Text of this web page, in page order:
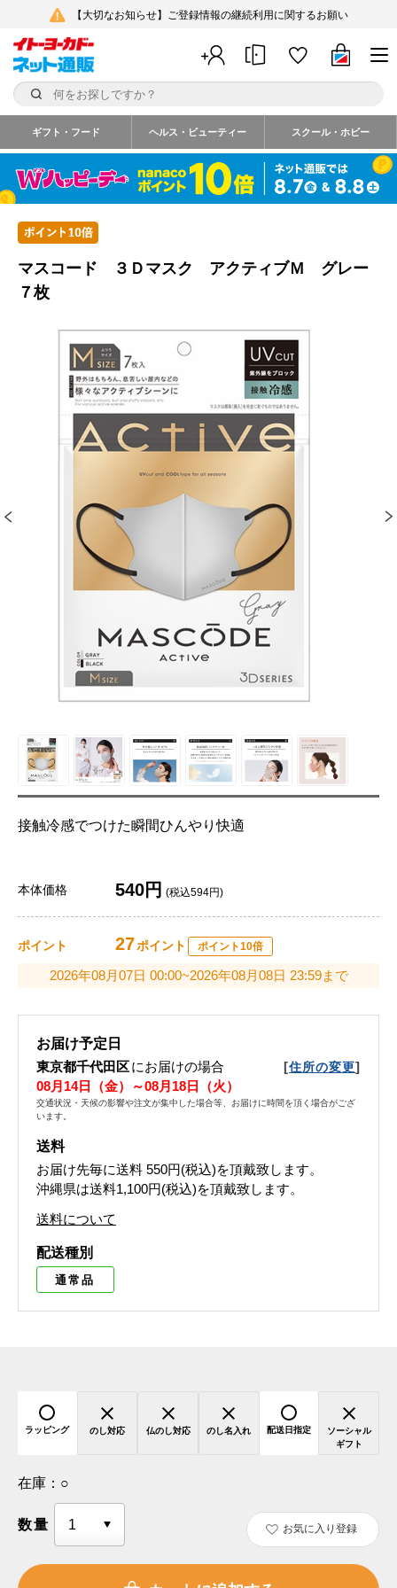
【大切なお知らせ】ご登録情報の継続利用に関するお願い
ギフト・フード ヘルス・ビューティー スクール・ホビー
マスコード ３Ｄマスク アクティブＭ グレー
７枚
接触冷感でつけた瞬間ひんやり快適
本体価格 540円 (税込594円)
ポイント 27ポイント ポイント10倍
2026年08月07日 00:00~2026年08月08日 23:59まで
お届け予定日
東京都千代田区にお届けの場合 [住所の変更]
08月14日（金）～08月18日（火）
交通状況・天候の影響や注文が集中した場合等、お届けに時間を頂く場合がござ
います。
送料
お届け先毎に送料 550円(税込)を頂戴致します。
沖縄県は送料1,100円(税込)を頂戴致します。
送料について
配送種別
通常品
ラッピング のし対応 仏のし対応 のし名入れ 配送日指定
ソーシャル
ギフト
在庫： ○
数量 お気に入り登録